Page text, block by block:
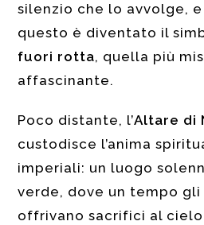
silenzio che lo avvolge,
questo è diventato il
fuori rotta, quella più
affascinante.
Poco distante, l’Altare di
custodisce l’anima
imperiali: un luogo
verde, dove un tempo
offrivano sacrifici al